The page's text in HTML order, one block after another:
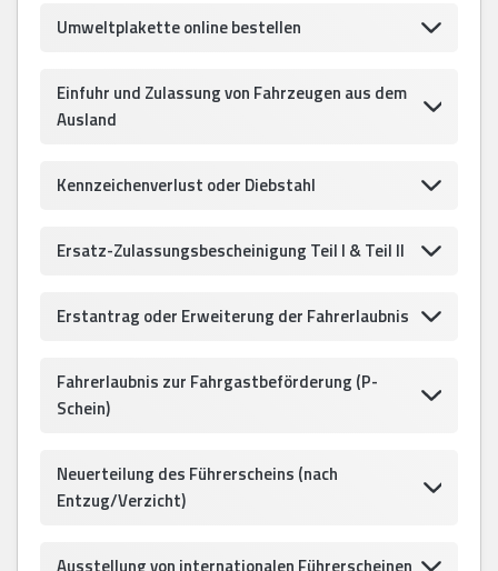
Umweltplakette online bestellen
Einfuhr und Zulassung von Fahrzeugen aus dem
Ausland
Kennzeichenverlust oder Diebstahl
Ersatz-Zulassungsbescheinigung Teil I & Teil II
Erstantrag oder Erweiterung der Fahrerlaubnis
Fahrerlaubnis zur Fahrgastbeförderung (P-
Schein)
Neuerteilung des Führerscheins (nach
Entzug/Verzicht)
Ausstellung von internationalen Führerscheinen